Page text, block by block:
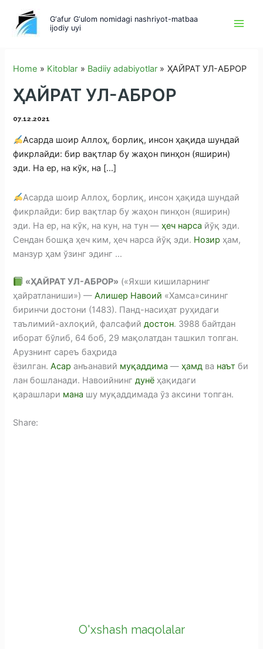
content
G‘afur G‘ulom nomidagi nashriyot-matbaa
ijodiy uyi
Home Kitoblar Badiiy adabiyotlar ҲАЙРАТ УЛ-АБРОР
ҲАЙРАТ УЛ-АБРОР
07.12.2021
Асарда шоир Аллоҳ, борлиқ, инсон ҳақида шундай
фикрлайди: бир вақтлар бу жаҳон пинҳон (яширин)
эди. На ер, на кўк, на […]
Асарда шоир Аллоҳ, борлиқ, инсон ҳақида шундай
фикрлайди: бир вақтлар бу жаҳон пинҳон (яширин)
эди. На ер, на кўк, на кун, на тун —ҳеч нарса йўқ эди.
Сендан бошқа ҳеч ким, ҳеч нарса йўқ эди. Нозир ҳам,
манзур ҳам ўзинг эдинг …
«ҲАЙРАТ УЛ-АБРОР» («Яхши кишиларнинг
ҳайратланиши») —Алишер Навоий «Хамса»сининг
биринчи достони (1483). Панд-насиҳат руҳидаги
таълимий-ахлоқий, фалсафийдостон. 3988 байтдан
иборат бўлиб, 64 боб, 29 мақолатдан ташкил топган.
Арузнинт сареъ баҳрида
ёзилган.Асар анъанавий муқаддима —ҳамд ва наът би
лан бошланади. Навоийнингдунё ҳақидаги
қарашлари мана шу муқаддимада ўз аксини топган.
Share:
O'xshash maqolalar